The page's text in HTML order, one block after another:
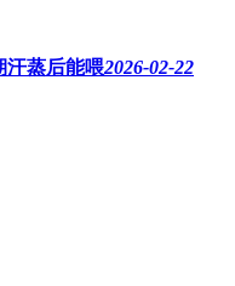
汗蒸后能喂2026-02-22